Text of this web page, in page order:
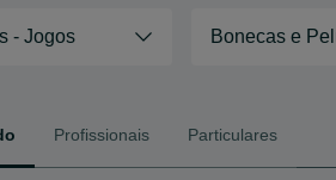
- Jogos Bonecas e
Profissionais Particulares